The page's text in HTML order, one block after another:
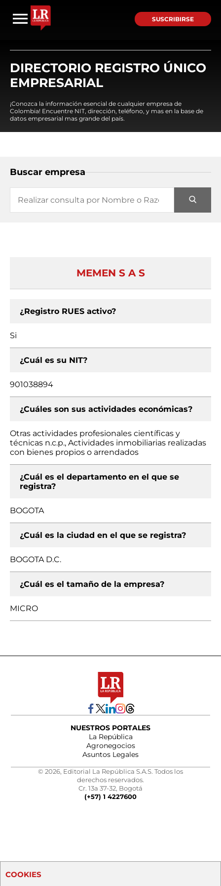
SUSCRIBIRSE
DIRECTORIO REGISTRO ÚNICO
EMPRESARIAL
¡Conozca la información esencial de cualquier empresa de
Colombia! Encuentre NIT, dirección, teléfono, y mas en la base de
datos empresarial mas grande del país.
Buscar empresa
MEMEN S A S
¿Registro RUES activo?
Si
¿Cuál es su NIT?
901038894
¿Cuáles son sus actividades económicas?
Otras actividades profesionales científicas y
técnicas n.c.p., Actividades inmobiliarias realizadas
con bienes propios o arrendados
¿Cuál es el departamento en el que se
registra?
BOGOTA
¿Cuál es la ciudad en el que se registra?
BOGOTA D.C.
¿Cuál es el tamaño de la empresa?
MICRO
NUESTROS PORTALES
La República
Agronegocios
Asuntos Legales
© 2026, Editorial La República S.A.S. Todos los
derechos reservados.
Cr. 13a 37-32, Bogotá
(+57) 1 4227600
COOKIES